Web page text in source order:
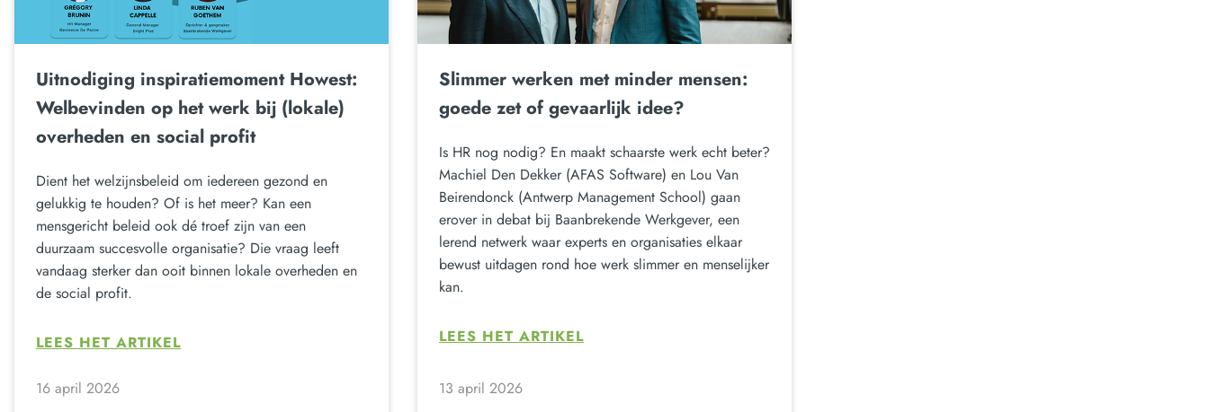
Uitnodiging inspiratiemoment Howest:
Welbevinden op het werk bij (lokale)
overheden en social profit
Dient het welzijnsbeleid om iedereen gezond en
gelukkig te houden? Of is het meer? Kan een
mensgericht beleid ook dé troef zijn van een
duurzaam succesvolle organisatie? Die vraag leeft
vandaag sterker dan ooit binnen lokale overheden en
de social profit.
LEES HET ARTIKEL
16 april 2026
Slimmer werken met minder mensen:
goede zet of gevaarlijk idee?
Is HR nog nodig? En maakt schaarste werk echt beter?
Machiel Den Dekker (AFAS Software) en Lou Van
Beirendonck (Antwerp Management School) gaan
erover in debat bij Baanbrekende Werkgever, een
lerend netwerk waar experts en organisaties elkaar
bewust uitdagen rond hoe werk slimmer en menselijker
kan.
LEES HET ARTIKEL
13 april 2026